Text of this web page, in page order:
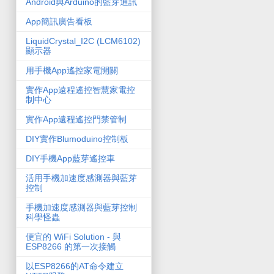
App簡訊廣告看板
LiquidCrystal_I2C (LCM6102)
顯示器
用手機App遙控家電開關
實作App遠程遙控智慧家電控
制中心
實作App遠程遙控門禁管制
DIY實作Blumoduino控制板
DIY手機App藍芽遙控車
活用手機加速度感測器與藍芽
控制
手機加速度感測器與藍芽控制
科學怪蟲
便宜的 WiFi Solution - 與
ESP8266 的第一次接觸
以ESP8266的AT命令建立